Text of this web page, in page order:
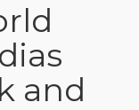
and